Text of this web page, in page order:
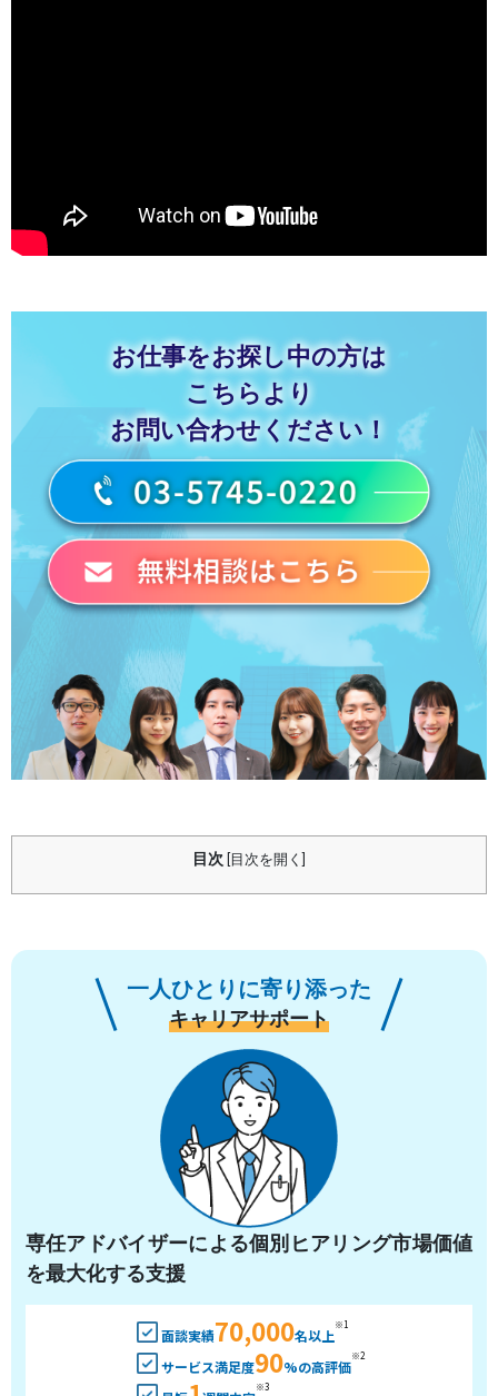
お仕事をお探し中の方は
こちらより
お問い合わせください！
目次 目次を開く
一人ひとりに寄り添った
キャリアサポート
専任アドバイザーによる個別ヒアリング市場価値
を最大化する支援
面談実績70,000名以上
※1
サービス満足度90%の高評価
※2
※3